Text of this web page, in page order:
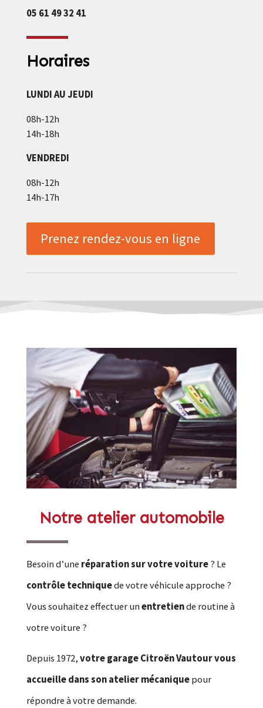
05 61 49 32 41
Horaires
LUNDI AU JEUDI
08h-12h
14h-18h
VENDREDI
08h-12h
14h-17h
Prenez rendez-vous en ligne
Notre atelier automobile
Besoin d’une réparation sur votre voiture? Le
contrôle techniquede votre véhicule approche ?
Vous souhaitez effectuer unentretiende routine à
votre voiture ?
Depuis 1972,votre garage Citroën Vautour vous
accueille dans son atelier mécaniquepour
répondre à votre demande.